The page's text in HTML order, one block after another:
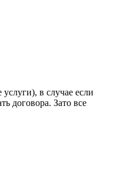
в случае если
договора. Зато все